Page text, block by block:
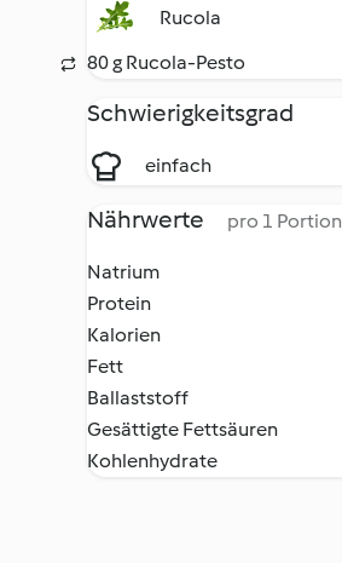
Rucola
80 g Rucola-Pesto
Schwierigkeitsgrad
einfach
Nährwerte pro 1 Portion
Natrium
Protein
Kalorien
Fett
Ballaststoff
Gesättigte Fettsäuren
Kohlenhydrate